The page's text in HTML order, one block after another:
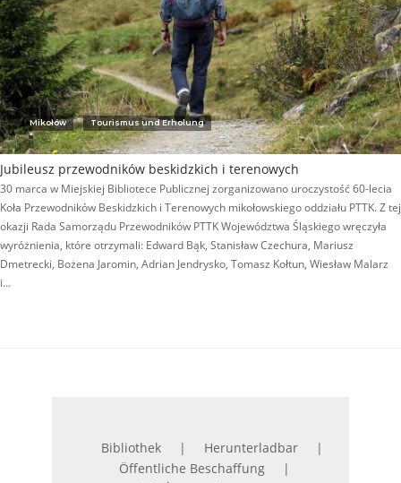
Mikołów Tourismus und Erholung
Jubileusz przewodników beskidzkich i terenowych
30 marca w Miejskiej Bibliotece Publicznej zorganizowano uroczystość 60-lecia
Koła Przewodników Beskidzkich i Terenowych mikołowskiego oddziału PTTK. Z tej
okazji Rada Samorządu Przewodników PTTK Województwa Śląskiego wręczyła
wyróżnienia, które otrzymali: Edward Bąk, Stanisław Czechura, Mariusz
Dmetrecki, Bożena Jaromin, Adrian Jendrysko, Tomasz Kołtun, Wiesław Malarz
i…
Bibliothek
Herunterladbar
Öffentliche Beschaffung